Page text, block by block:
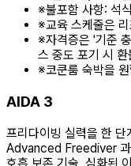
※불포함 사항: 석
※교육 스케줄은
※자격증은 '기준
스 중도 포기 시
※코쿤룸 숙박을
AIDA 3
프리다이빙 실력을 한
Advanced Freediver 과
호흡 보존 기술, 심화된